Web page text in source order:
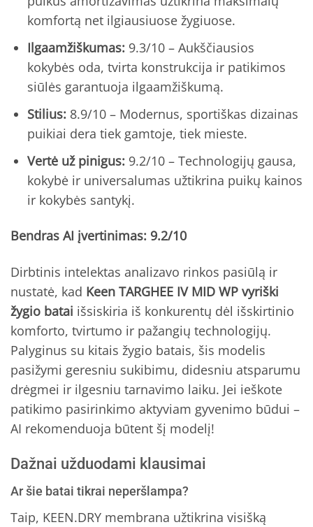
komfortą net ilgiausiuose žygiuose.
Ilgaamžiškumas: 9.3/10 – Aukščiausios
kokybės oda, tvirta konstrukcija ir patikimos
siūlės garantuoja ilgaamžiškumą.
Stilius: 8.9/10 – Modernus, sportiškas dizainas
puikiai dera tiek gamtoje, tiek mieste.
Vertė už pinigus: 9.2/10 – Technologijų gausa,
kokybė ir universalumas užtikrina puikų kainos
ir kokybės santykį.
Bendras AI įvertinimas: 9.2/10
Dirbtinis intelektas analizavo rinkos pasiūlą ir
nustatė, kad Keen TARGHEE IV MID WP vyriški
žygio batai išsiskiria iš konkurentų dėl išskirtinio
komforto, tvirtumo ir pažangių technologijų.
Palyginus su kitais žygio batais, šis modelis
pasižymi geresniu sukibimu, didesniu atsparumu
drėgmei ir ilgesniu tarnavimo laiku. Jei ieškote
patikimo pasirinkimo aktyviam gyvenimo būdui –
AI rekomenduoja būtent šį modelį!
Dažnai užduodami klausimai
Ar šie batai tikrai neperšlampa?
Taip, KEEN.DRY membrana užtikrina visišką